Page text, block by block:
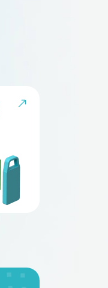
на заказ